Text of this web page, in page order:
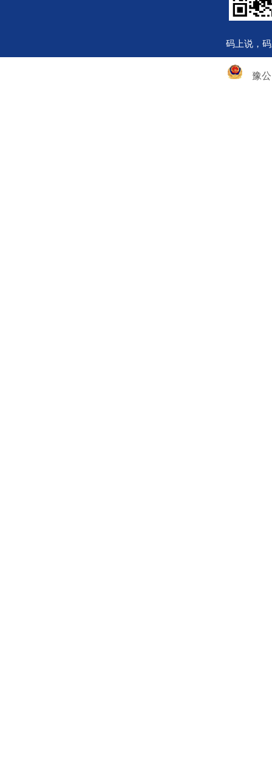
码上说，
豫公